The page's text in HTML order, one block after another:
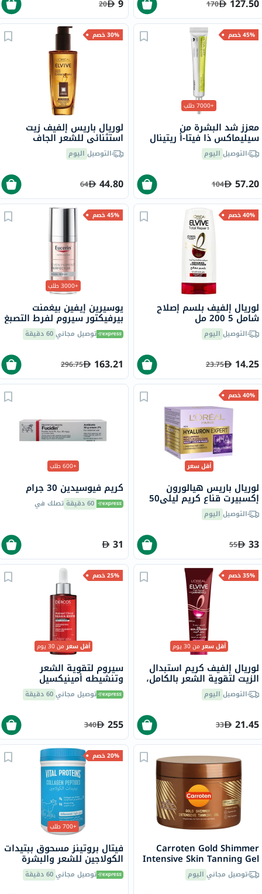
127.50
170
9
20
45% خصم
+7000 طلب
معزز شد البشرة من
سيليماكس ذا فيتا-أ ريتينال
شوت، 15 مل
التوصيل اليوم
57.20
104
30% خصم
لوريال باريس إلفيف زيت
استثنائي للشعر الجاف
والتالف 100 مل
التوصيل اليوم
44.80
64
40% خصم
لوريال إلفيف بلسم إصلاح
شامل 5 200 مل
التوصيل اليوم
14.25
23.75
45% خصم
+3000 طلب
يوسيرين إيفين بيغمنت
بيرفيكتور سيروم لفرط التصبغ
المزدوج 30 ملتوصيل مجاني60 دقيقة
163.21
296.75
40% خصم
أقل سعر
لوريال باريس هيالورون
إكسبيرت قناع كريم ليلي50
ملالتوصيل اليوم
33
55
+600 طلب
كريم فيوسيدين 30 جرام
60 دقيقة تصلك في
31
35% خصم
أقل سعرمن 30 يوم
لوريال إلفيف كريم استبدال
الزيت لتقوية الشعر بالكامل،
300 ملالتوصيل اليوم
21.45
33
25% خصم
أقل سعرمن 30 يوم
سيروم لتقوية الشعر
وتنشيطه أمينيكسيل
مل توصيل مجاني60 دقيقة
255
340
Carroten Gold Shimmer
Intensive Skin Tanning Gel
150mlتوصيل مجاني اليوم
20% خصم
+700 طلب
فيتال بروتينز مسحوق ببتيدات
الكولاجين للشعر والبشرة
والأظافر 284 جرامتوصيل مجاني60 دقيقة